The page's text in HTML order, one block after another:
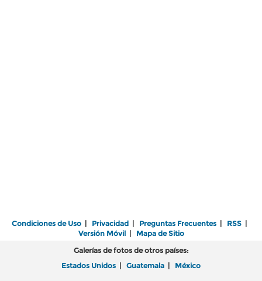
Condiciones de Uso | Privacidad | Preguntas Frecuentes | RSS |
Versión Móvil| Mapa de Sitio
Galerías de fotos de otros países:
Estados Unidos | Guatemala | México